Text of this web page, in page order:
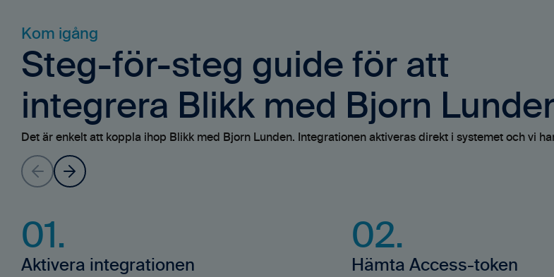
Kom igång
Steg-för-steg guide för att
integrera Blikk med Bjorn
Det är enkelt att koppla ihop Blikk med Bjorn Lunden. Integrationen aktiveras direkt i systemet och vi
01.
Aktivera integrationen
02.
Hämta Access-token